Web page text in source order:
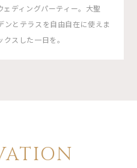
ディングパーティー。大聖
ンとテラスを自由自在に使えま
スした一日を。